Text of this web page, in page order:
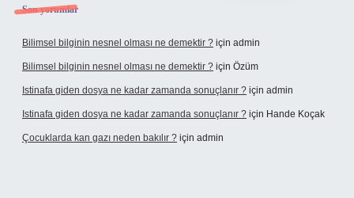
Son yorumlar
Bilimsel bilginin nesnel olması ne demektir ? için admin
Bilimsel bilginin nesnel olması ne demektir ? için Özüm
Istinafa giden dosya ne kadar zamanda sonuçlanır ? için admin
Istinafa giden dosya ne kadar zamanda sonuçlanır ? için Hande Koçak
Çocuklarda kan gazı neden bakılır ? için admin